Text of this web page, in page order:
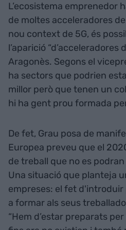
L’ecosistema emprenedor
de moltes acceleradores
nou context de 5G, és
l’aparició “d’acceleradores
Aragonès. Segons el
ha sectors que podrien
millor però que tenen un
hi ha gent prou formada
De fet, Grau posa de
Europea preveu que el
de treball que no es
Una situació que planteja
empreses: el fet
a formar als seus
“Hem d’estar preparats